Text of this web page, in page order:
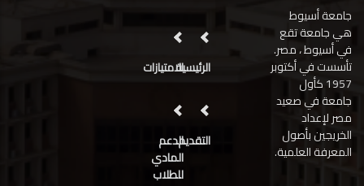
جامعة أسيوط
هي جامعة تقع
في أسيوط ، مصر.
تأسست في أكتوبر
1957 كأول
جامعة في صعيد
مصر لإعداد
الخريجين بأصول
المعرفة العلمية.
الرئيسيةالامتيازات
التقديمالدعم
المادي
للطلاب